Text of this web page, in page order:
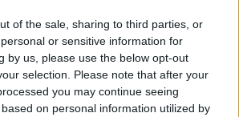
of the sale, sharing to third parties, or
or sensitive information for
by us, please use the below opt-out
selection. Please note that after your
you may continue seeing
on personal information utilized by